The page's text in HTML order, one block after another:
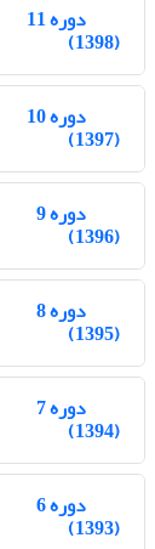
دوره 11
(1398)
دوره 10
(1397)
دوره 9
(1396)
دوره 8
(1395)
دوره 7
(1394)
دوره 6
(1393)